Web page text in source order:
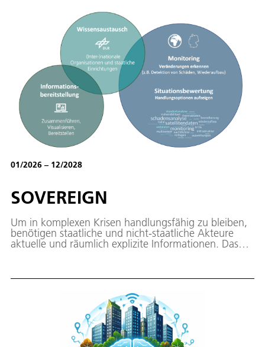
01/2026 – 12/2028
SOVEREIGN
Um in komplexen Krisen handlungsfähig zu bleiben,
benötigen staatliche und nicht-staatliche Akteure
aktuelle und räumlich explizite Informationen. Das
auch der Erfahrung in der Auswertung weiterer
Infrastrukturen auf und trägt damit bedeutend zur
Handlungsfähigkeit relevanter Akteure im Krisenfall